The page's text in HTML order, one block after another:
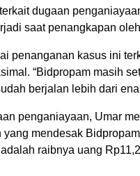
dugaan
saat penangkapan
penanganan kasus ini
“Bidpropam masih
berjalan lebih dari
penganiayaan, Umar
yang mendesak
raibnya uang